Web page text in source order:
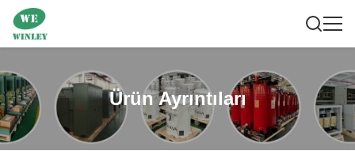
Ürün Ayrıntıları